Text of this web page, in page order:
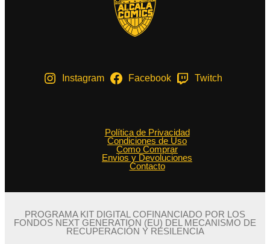
Instagram Facebook Twitch
Política de Privacidad
Condiciones de Uso
Como Comprar
Envios y Devoluciones
Contacto
PROGRAMA KIT DIGITAL COFINANCIADO POR LOS
FONDOS NEXT GENERATION (EU) DEL MECANISMO DE
RECUPERACIÓN Y RESILENCIA